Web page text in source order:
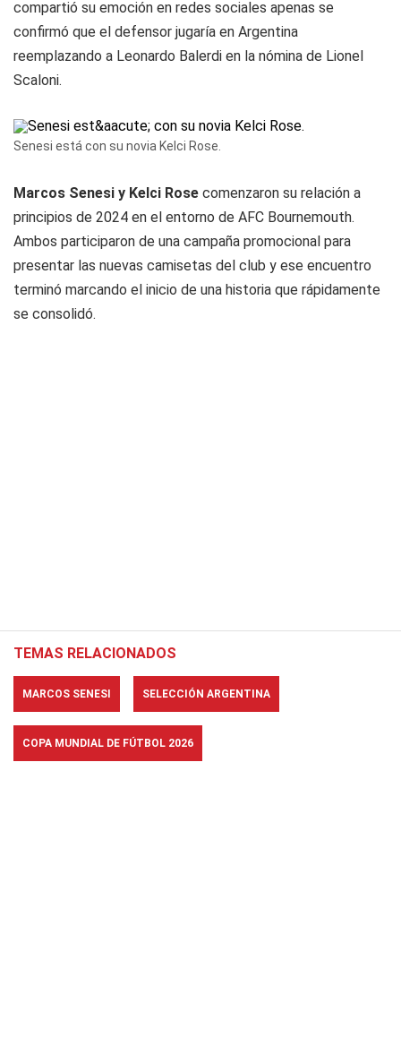
compartió su emoción en redes sociales apenas se
confirmó que el defensor jugaría en Argentina
reemplazando a Leonardo Balerdi en la nómina de Lionel
Scaloni.
Senesi está con su novia Kelci Rose.
Marcos Senesi y Kelci Rose comenzaron su relación a
principios de 2024 en el entorno de AFC Bournemouth.
Ambos participaron de una campaña promocional para
presentar las nuevas camisetas del club y ese encuentro
terminó marcando el inicio de una historia que rápidamente
se consolidó.
TEMAS RELACIONADOS
MARCOS SENESI SELECCIÓN ARGENTINA
COPA MUNDIAL DE FÚTBOL 2026